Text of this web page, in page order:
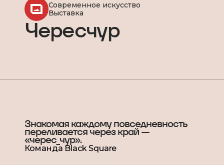
Современное искусство
Выставка
Чересчур
Знакомая каждому повседневность
переливается через край —
«черес_чур».
Команда Black Square